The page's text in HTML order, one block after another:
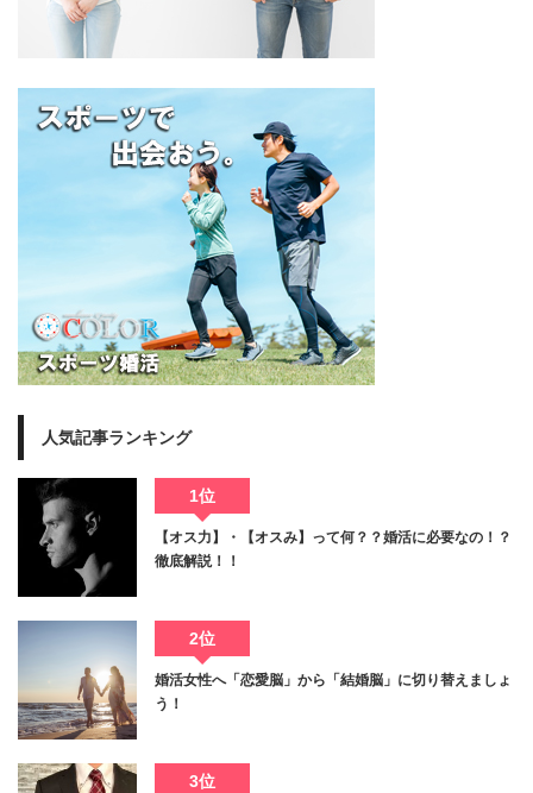
人気記事ランキング
1位
【オス力】・【オスみ】って何？？婚活に必要なの！？
徹底解説！！
2位
婚活女性へ「恋愛脳」から「結婚脳」に切り替えましょ
う！
3位